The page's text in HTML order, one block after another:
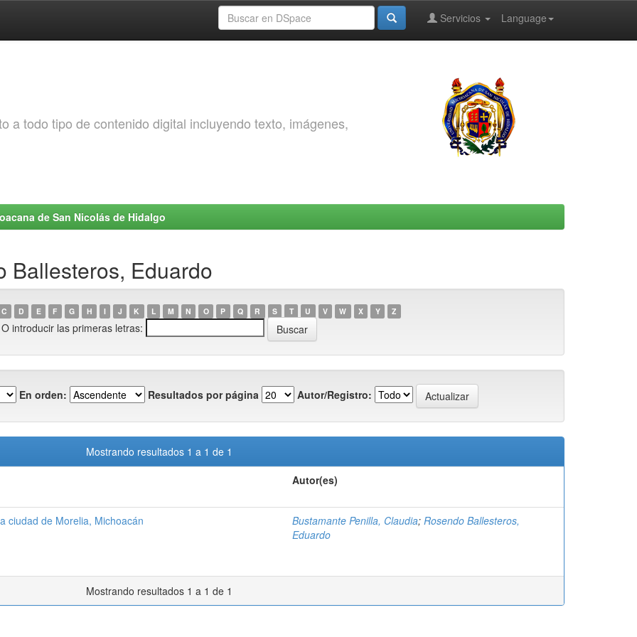
Language
Servicios
a todo tipo de contenido digital incluyendo texto, imágenes,
de San Nicolás de Hidalgo
Ballesteros, Eduardo
C D E F G H I J K L M N O P Q R S T U V W X Y Z
O introducir las primeras letras:
En orden: Resultados por página Autor/Registro:
Mostrando resultados 1 a 1 de 1
Autor(es)
ciudad de Morelia, Michoacán Bustamante Penilla, Claudia; Rosendo Ballesteros,
Eduardo
Mostrando resultados 1 a 1 de 1